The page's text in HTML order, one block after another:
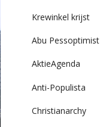
Krewinkel krijst
Abu Pessoptimist
AktieAgenda
Anti-Populista
Christianarchy